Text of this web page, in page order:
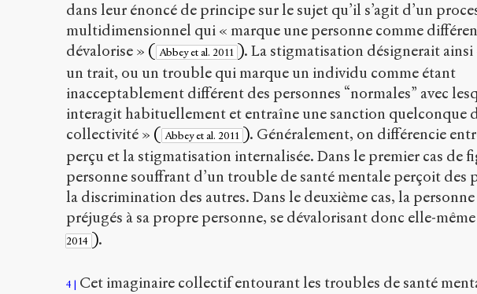
dans leur énoncé de principe sur le sujet qu’il s’agit d’un
multidimensionnel qui « marque une personne comme
dévalorise » ( Abbey et al. 2011 ). La stigmatisation désignerait
un trait, ou un trouble qui marque un individu comme étant
inacceptablement différent des personnes “normales” avec
interagit habituellement et entraîne une sanction quelconque
collectivité » ( Abbey et al. 2011 ). Généralement, on différencie
perçu et la stigmatisation internalisée. Dans le premier cas de
personne souffrant d’un trouble de santé mentale perçoit des
la discrimination des autres. Dans le deuxième cas, la
préjugés à sa propre personne, se dévalorisant donc elle-même
2014 ).
4
Cet imaginaire collectif entourant les troubles de santé